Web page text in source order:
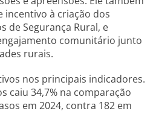
incentivo à criação dos
de Segurança Rural, e
comunitário junto
rurais.
nos principais indicadores.
caiu 34,7% na comparação
em 2024, contra 182 em